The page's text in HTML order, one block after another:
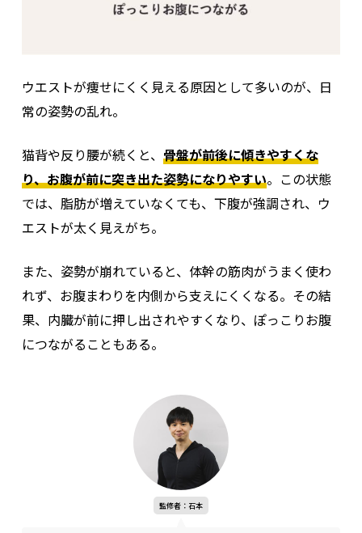
ウエストが痩せにくく見える原因として多いのが、日
常の姿勢の乱れ。
猫背や反り腰が続くと、 骨盤が前後に傾きやすくな
り、お腹が前に突き出た姿勢になりやすい。この状態
では、脂肪が増えていなくても、下腹が強調され、ウ
エストが太く見えがち。
また、姿勢が崩れていると、体幹の筋肉がうまく使わ
れず、お腹まわりを内側から支えにくくなる。その結
果、内臓が前に押し出されやすくなり、ぽっこりお腹
につながることもある。
監修者：石本